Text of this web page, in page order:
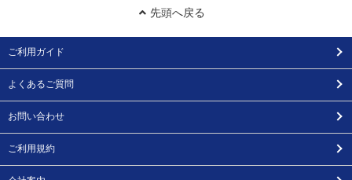
先頭へ戻る
ご利用ガイド
よくあるご質問
お問い合わせ
ご利用規約